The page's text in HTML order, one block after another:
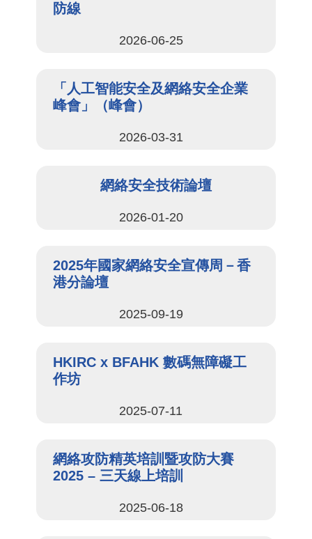
防線
2026-06-25
「人工智能安全及網絡安全企業
峰會」（峰會）
2026-03-31
網絡安全技術論壇
2026-01-20
2025年國家網絡安全宣傳周－香
港分論壇
2025-09-19
HKIRC x BFAHK 數碼無障礙工
作坊
2025-07-11
網絡攻防精英培訓暨攻防大賽
2025​ – 三天線上培訓
2025-06-18